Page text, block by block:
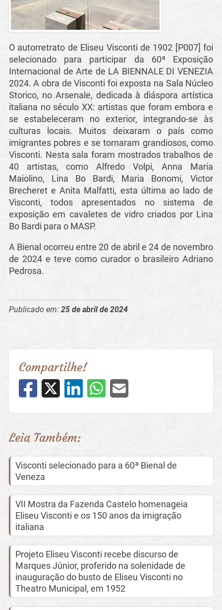
O autorretrato de Eliseu Visconti de 1902 [P007] foi
selecionado para participar da 60ª Exposição
Internacional de Arte de LA BIENNALE DI VENEZIA
2024. A obra de Visconti foi exposta na Sala Núcleo
Storico, no Arsenale, dedicada à diáspora artística
italiana no século XX: artistas que foram embora e
se estabeleceram no exterior, integrando-se às
culturas locais. Muitos deixaram o país como
imigrantes pobres e se tornaram grandiosos, como
Visconti. Nesta sala foram mostrados trabalhos de
40 artistas, como Alfredo Volpi, Anna Maria
Maiolino, Lina Bo Bardi, Maria Bonomi, Victor
Brecheret e Anita Malfatti, esta última ao lado de
Visconti, todos apresentados no sistema de
exposição em cavaletes de vidro criados por Lina
Bo Bardi para o MASP.
A Bienal ocorreu entre 20 de abril e 24 de novembro
de 2024 e teve como curador o brasileiro Adriano
Pedrosa.
Publicado em: 25 de abril de 2024
Compartilhe!
Leia Também:
Visconti selecionado para a 60ª Bienal de
Veneza
VII Mostra da Fazenda Castelo homenageia
Eliseu Visconti e os 150 anos da imigração
italiana
Projeto Eliseu Visconti recebe discurso de
Marques Júnior, proferido na solenidade de
inauguração do busto de Eliseu Visconti no
Theatro Municipal, em 1952